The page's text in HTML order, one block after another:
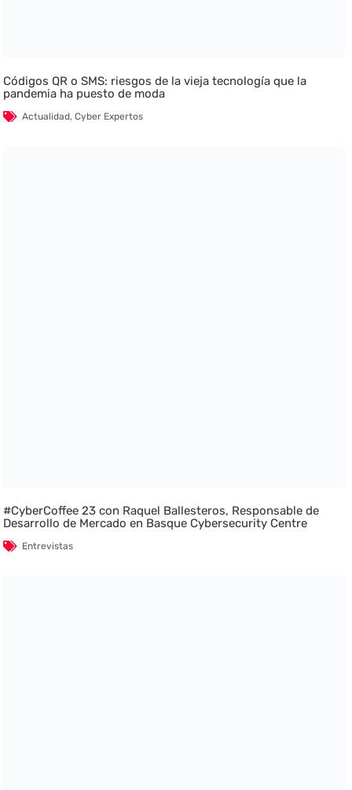
Códigos QR o SMS: riesgos de la vieja tecnología que la
pandemia ha puesto de moda
Actualidad,Cyber Expertos
#CyberCoffee 23 con Raquel Ballesteros, Responsable de
Desarrollo de Mercado en Basque Cybersecurity Centre
Entrevistas